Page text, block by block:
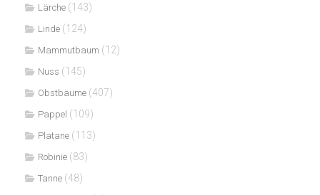
Lärche (143)
Linde (124)
Mammutbaum (12)
Nuss (145)
Obstbäume (407)
Pappel (109)
Platane (113)
Robinie (83)
Tanne (48)